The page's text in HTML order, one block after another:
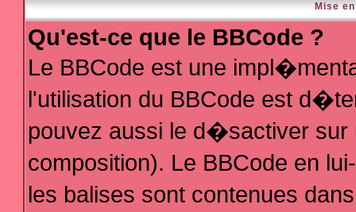
Mise
Qu'est-ce que le BBCode ?
Le BBCode est une
l'utilisation du BBCode est
pouvez aussi le d�sactiver sur
composition). Le BBCode en
les balises sont contenues